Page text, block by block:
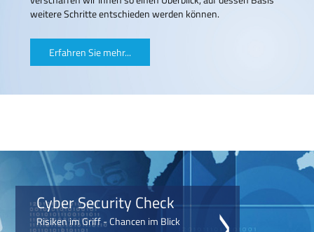
weitere Schritte entschieden werden können.
Erfahren Sie mehr...
Cyber Security Check
Risiken im Griff - Chancen im Blick